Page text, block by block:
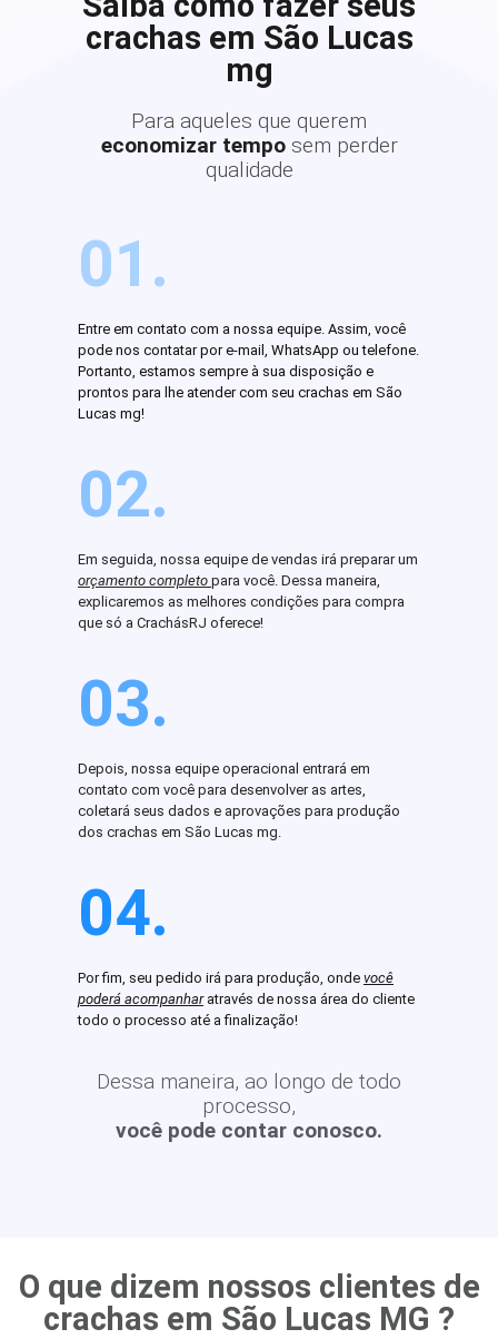
crachas em São Lucas
mg
Para aqueles que querem
economizar tempo sem perder
qualidade
01.
Entre em contato com a nossa equipe. Assim, você
pode nos contatar por e-mail, WhatsApp ou telefone.
Portanto, estamos sempre à sua disposição e
prontos para lhe atender com seu crachas em São
Lucas mg!
02.
Em seguida, nossa equipe de vendas irá preparar um
orçamento completo para você. Dessa maneira,
explicaremos as melhores condições para compra
que só a CrachásRJ oferece!
03.
Depois, nossa equipe operacional entrará em
contato com você para desenvolver as artes,
coletará seus dados e aprovações para produção
dos crachas em São Lucas mg.
04.
Por fim, seu pedido irá para produção, onde você
poderá acompanharatravés de nossa área do cliente
todo o processo até a finalização!
Dessa maneira, ao longo de todo
processo,
você pode contar conosco.
O que dizem nossos clientes de
crachas em São Lucas MG ?